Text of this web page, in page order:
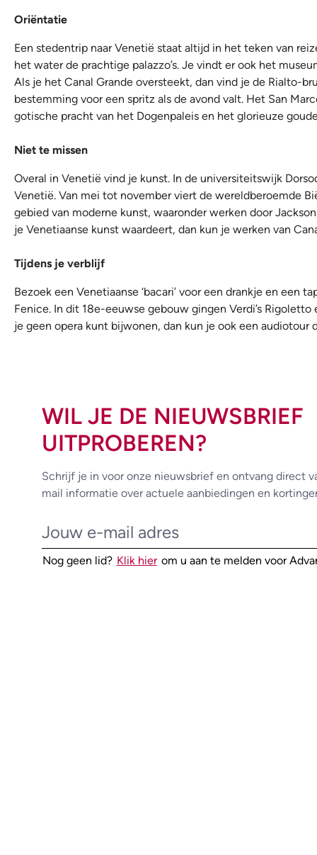
Oriëntatie
Een stedentrip naar Venetië staat altijd in het teken van
het water de prachtige palazzo’s. Je vindt er ook het
Als je het Canal Grande oversteekt, dan vind je de Rialto-
bestemming voor een spritz als de avond valt. Het San
gotische pracht van het Dogenpaleis en het glorieuze
Niet te missen
Overal in Venetië vind je kunst. In de universiteitswijk
Venetië. Van mei tot november viert de wereldberoemde
gebied van moderne kunst, waaronder werken door
je Venetiaanse kunst waardeert, dan kun je werken van
Tijdens je verblijf
Bezoek een Venetiaanse ‘bacari’ voor een drankje en een
Fenice. In dit 18e-eeuwse gebouw gingen Verdi’s
je geen opera kunt bijwonen, dan kun je ook een audiotour
WIL JE DE NIEUWSBRIEF
UITPROBEREN?
Schrijf je in voor onze nieuwsbrief en ontvang direct
mail informatie over actuele aanbiedingen en
Nog geen lid? Klik hier om u aan te melden voor